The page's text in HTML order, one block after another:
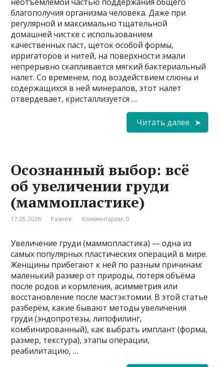
благополучия организма человека. Даже при
регулярной и максимально тщательной
домашней чистке с использованием
качественных паст, щеток особой формы,
ирригаторов и нитей, на поверхности эмали
непрерывно скапливается мягкий бактериальный
налет. Со временем, под воздействием слюны и
содержащихся в ней минералов, этот налет
отвердевает, кристаллизуется …
Читать далее
Осознанный выбор: всё
об увеличении груди
(маммопластике)
17.05.2026 Разное Комментарии: 0
Увеличение груди (маммопластика) — одна из
самых популярных пластических операций в мире.
Женщины прибегают к ней по разным причинам:
маленький размер от природы, потеря объёма
после родов и кормления, асимметрия или
восстановление после мастэктомии. В этой статье
разберём, какие бывают методы увеличения
груди (эндопротезы, липофилинг,
комбинированный), как выбрать имплант (форма,
размер, текстура), этапы операции,
реабилитацию, …